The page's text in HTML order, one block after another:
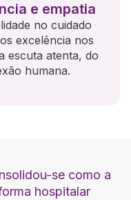
e empatia
no cuidado
excelência nos
escuta atenta, do
humana.
se como a
hospitalar